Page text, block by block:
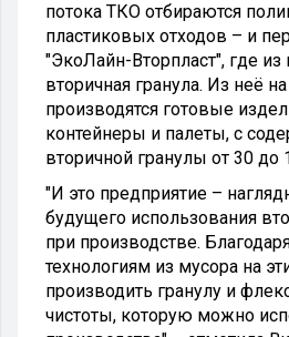
потока ТКО отбираются
пластиковых отходов – и
"ЭкоЛайн-Вторпласт", где из
вторичная гранула. Из неё
производятся готовые
контейнеры и палеты, с
вторичной гранулы от 30 до
"И это предприятие –
будущего использования
при производстве.
технологиям из мусора на
производить гранулу и
чистоты, которую можно